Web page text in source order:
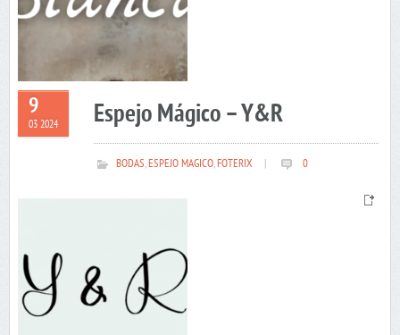
9
03 2024 Espejo Mágico – Y&R
BODAS,ESPEJO MAGICO,FOTERIX 0